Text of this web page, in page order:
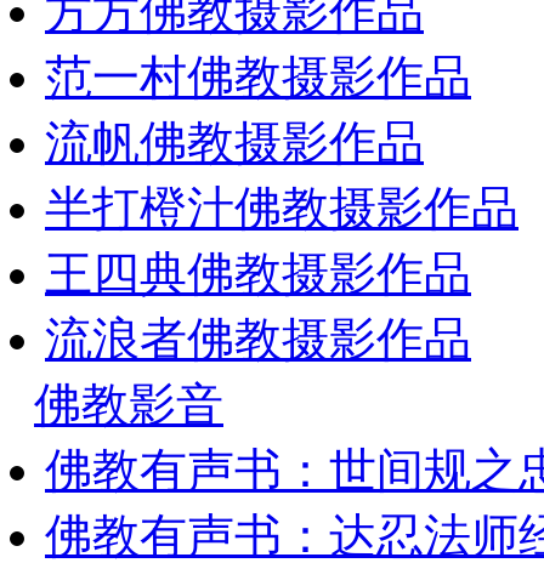
方方佛教摄影作品
范一村佛教摄影作品
流帆佛教摄影作品
半打橙汁佛教摄影作品
王四典佛教摄影作品
流浪者佛教摄影作品
佛教影音
佛教有声书：世间规
佛教有声书：达忍法师